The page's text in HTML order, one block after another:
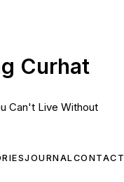
Curhat
Can't Live Without
JOURNALCONTACT